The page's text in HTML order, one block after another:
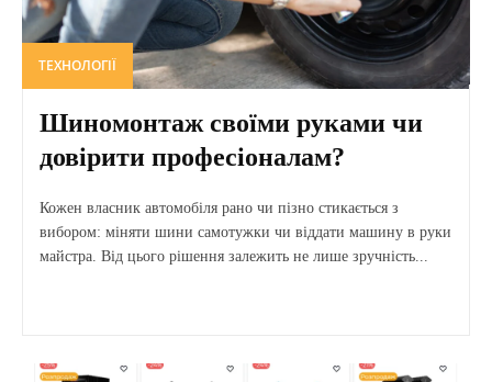
ТЕХНОЛОГІЇ
Шиномонтаж своїми руками чи
довірити професіоналам?
Кожен власник автомобіля рано чи пізно стикається з
вибором: міняти шини самотужки чи віддати машину в руки
майстра. Від цього рішення залежить не лише зручність...